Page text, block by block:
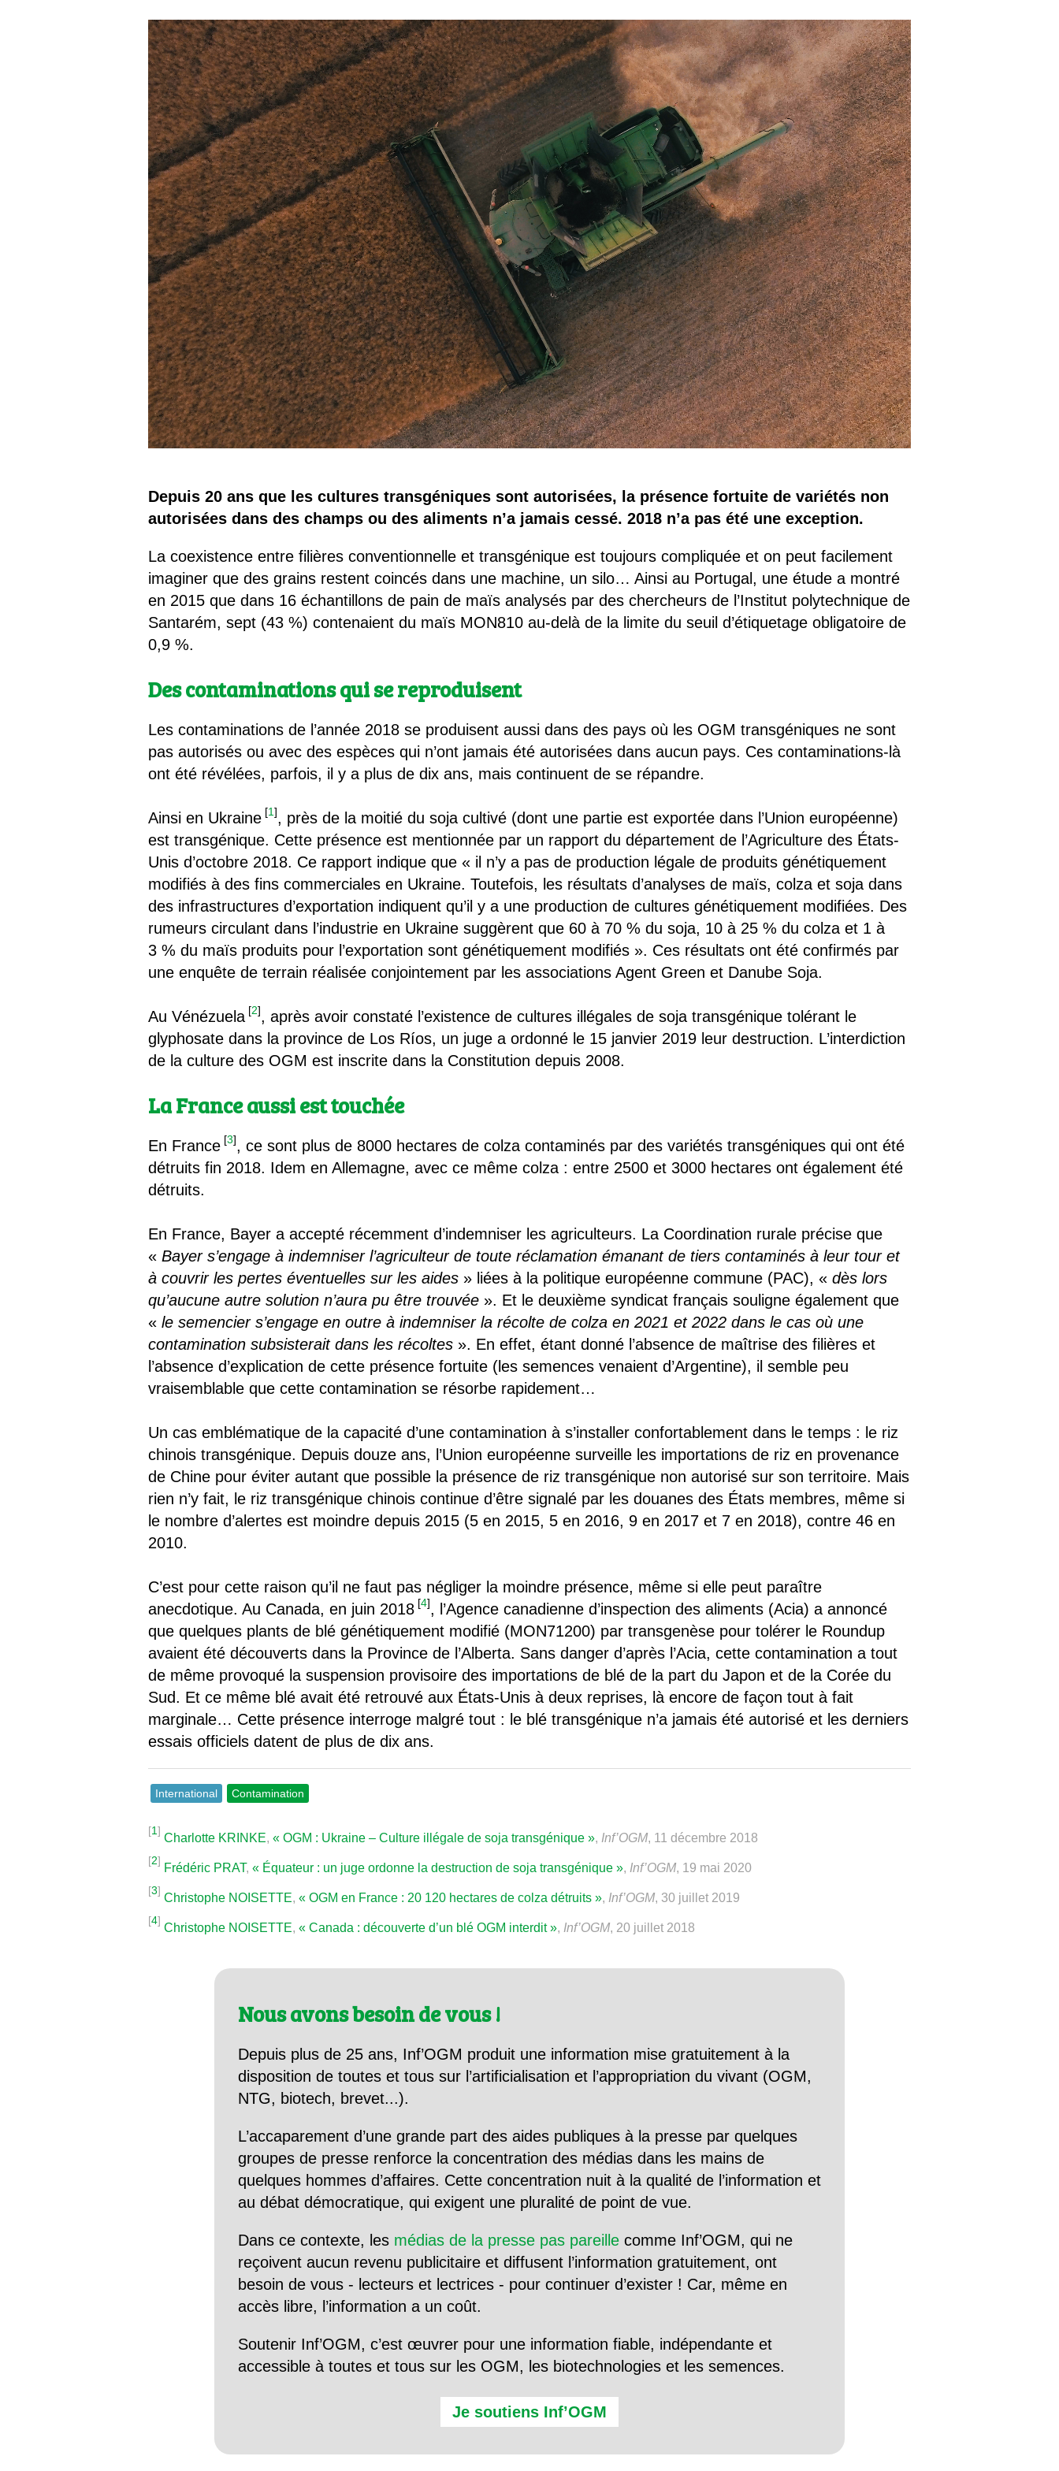
Il y a semence…. et semence
Quels sont les avantages et les inconvénients des OGM ?
Depuis 20 ans que les cultures transgéniques sont autorisées, la présence fortuite de variétés non
autorisées dans des champs ou des aliments n’a jamais cessé. 2018 n’a pas été une exception.
La coexistence entre filières conventionnelle et transgénique est toujours compliquée et on peut facilement
imaginer que des grains restent coincés dans une machine, un silo… Ainsi au Portugal, une étude a montré
en 2015 que dans 16 échantillons de pain de maïs analysés par des chercheurs de l’Institut polytechnique de
Santarém, sept (43 %) contenaient du maïs MON810 au-delà de la limite du seuil d’étiquetage obligatoire de
0,9 %.
Des contaminations qui se reproduisent
Les contaminations de l’année 2018 se produisent aussi dans des pays où les OGM transgéniques ne sont
pas autorisés ou avec des espèces qui n’ont jamais été autorisées dans aucun pays. Ces contaminations-là
ont été révélées, parfois, il y a plus de dix ans, mais continuent de se répandre.
Ainsi en Ukraine [1], près de la moitié du soja cultivé (dont une partie est exportée dans l’Union européenne)
est transgénique. Cette présence est mentionnée par un rapport du département de l’Agriculture des États-
Unis d’octobre 2018. Ce rapport indique que « il n’y a pas de production légale de produits génétiquement
modifiés à des fins commerciales en Ukraine. Toutefois, les résultats d’analyses de maïs, colza et soja dans
des infrastructures d’exportation indiquent qu’il y a une production de cultures génétiquement modifiées. Des
rumeurs circulant dans l’industrie en Ukraine suggèrent que 60 à 70 % du soja, 10 à 25 % du colza et 1 à
3 % du maïs produits pour l’exportation sont génétiquement modifiés ». Ces résultats ont été confirmés par
une enquête de terrain réalisée conjointement par les associations Agent Green et Danube Soja.
Au Vénézuela [2], après avoir constaté l’existence de cultures illégales de soja transgénique tolérant le
glyphosate dans la province de Los Ríos, un juge a ordonné le 15 janvier 2019 leur destruction. L’interdiction
de la culture des OGM est inscrite dans la Constitution depuis 2008.
La France aussi est touchée
En France [3], ce sont plus de 8000 hectares de colza contaminés par des variétés transgéniques qui ont été
détruits fin 2018. Idem en Allemagne, avec ce même colza : entre 2500 et 3000 hectares ont également été
détruits.
En France, Bayer a accepté récemment d’indemniser les agriculteurs. La Coordination rurale précise que
«Bayer s’engage à indemniser l’agriculteur de toute réclamation émanant de tiers contaminés à leur tour et
à couvrir les pertes éventuelles sur les aides » liées à la politique européenne commune (PAC), «dès lors
qu’aucune autre solution n’aura pu être trouvée ». Et le deuxième syndicat français souligne également que
«le semencier s’engage en outre à indemniser la récolte de colza en 2021 et 2022 dans le cas où une
contamination subsisterait dans les récoltes ». En effet, étant donné l’absence de maîtrise des filières et
l’absence d’explication de cette présence fortuite (les semences venaient d’Argentine), il semble peu
vraisemblable que cette contamination se résorbe rapidement…
Un cas emblématique de la capacité d’une contamination à s’installer confortablement dans le temps : le riz
chinois transgénique. Depuis douze ans, l’Union européenne surveille les importations de riz en provenance
de Chine pour éviter autant que possible la présence de riz transgénique non autorisé sur son territoire. Mais
rien n’y fait, le riz transgénique chinois continue d’être signalé par les douanes des États membres, même si
le nombre d’alertes est moindre depuis 2015 (5 en 2015, 5 en 2016, 9 en 2017 et 7 en 2018), contre 46 en
2010.
C’est pour cette raison qu’il ne faut pas négliger la moindre présence, même si elle peut paraître
anecdotique. Au Canada, en juin 2018 [4], l’Agence canadienne d’inspection des aliments (Acia) a annoncé
que quelques plants de blé génétiquement modifié (MON71200) par transgenèse pour tolérer le Roundup
avaient été découverts dans la Province de l’Alberta. Sans danger d’après l’Acia, cette contamination a tout
de même provoqué la suspension provisoire des importations de blé de la part du Japon et de la Corée du
Sud. Et ce même blé avait été retrouvé aux États-Unis à deux reprises, là encore de façon tout à fait
marginale… Cette présence interroge malgré tout : le blé transgénique n’a jamais été autorisé et les derniers
essais officiels datent de plus de dix ans.
International Contamination
[1]
Charlotte KRINKE,« OGM : Ukraine – Culture illégale de soja transgénique », Inf’OGM, 11 décembre 2018
[2]
Frédéric PRAT,« Équateur : un juge ordonne la destruction de soja transgénique », Inf’OGM, 19 mai 2020
[3]
Christophe NOISETTE,« OGM en France : 20 120 hectares de colza détruits », Inf’OGM, 30 juillet 2019
[4]
Christophe NOISETTE,« Canada : découverte d’un blé OGM interdit », Inf’OGM, 20 juillet 2018
Nous avons besoin de vous !
Depuis plus de 25 ans, Inf’OGM produit une information mise gratuitement à la
disposition de toutes et tous sur l’artificialisation et l’appropriation du vivant (OGM,
NTG, biotech, brevet...).
L’accaparement d’une grande part des aides publiques à la presse par quelques
groupes de presse renforce la concentration des médias dans les mains de
quelques hommes d’affaires. Cette concentration nuit à la qualité de l’information et
au débat démocratique, qui exigent une pluralité de point de vue.
Dans ce contexte, les médias de la presse pas pareille comme Inf’OGM, qui ne
reçoivent aucun revenu publicitaire et diffusent l’information gratuitement, ont
besoin de vous - lecteurs et lectrices - pour continuer d’exister ! Car, même en
accès libre, l’information a un coût.
Soutenir Inf’OGM, c’est œuvrer pour une information fiable, indépendante et
accessible à toutes et tous sur les OGM, les biotechnologies et les semences.
Je soutiens Inf’OGM